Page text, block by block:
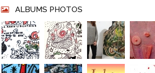
ALBUMS PHOTOS